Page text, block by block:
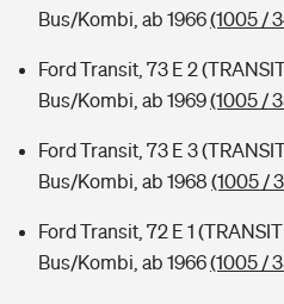
Bus/Kombi, ab 1966(1005 /
Ford Transit, 73 E 2
Bus/Kombi, ab 1969(1005 /
Ford Transit, 73 E 3
Bus/Kombi, ab 1968 (1005 /
Ford Transit, 72 E 1
Bus/Kombi, ab 1966(1005 /